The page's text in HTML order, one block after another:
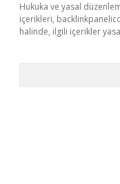
Hukuka ve yasal
içerikleri,
halinde, ilgili içerikler